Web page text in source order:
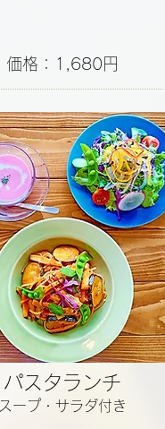
価格：1,680円
パスタランチ
スープ・サラダ付き